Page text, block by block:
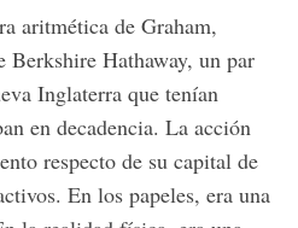
aritmética de Graham,
Hathaway, un par
Inglaterra que tenían
en decadencia. La acción
respecto de su capital de
En los papeles, era una